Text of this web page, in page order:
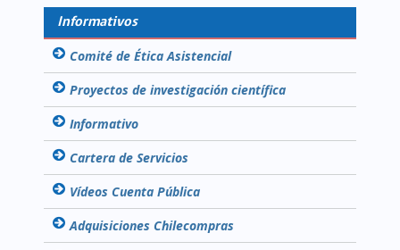
Informativos
Comité de Ética Asistencial
Proyectos de investigación científica
Informativo
Cartera de Servicios
Vídeos Cuenta Pública
Adquisiciones Chilecompras